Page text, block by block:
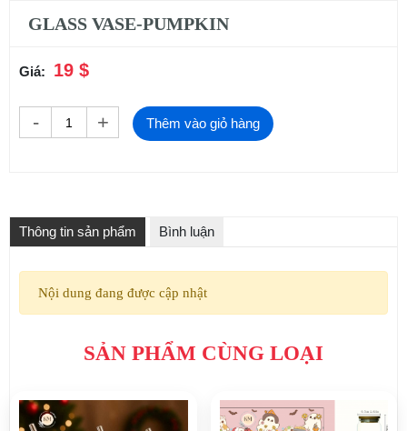
GLASS VASE-PUMPKIN
Giá: 19 $
- + Thêm vào giỏ hàng
Thông tin sản phẩm Bình luận
Nội dung đang được cập nhật
SẢN PHẨM CÙNG LOẠI